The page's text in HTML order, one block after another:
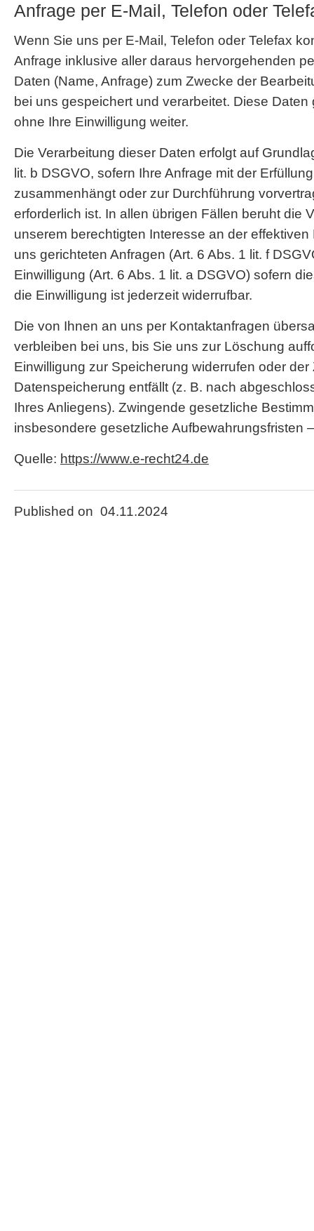
Anfrage per E-Mail, Telefon oder
Wenn Sie uns per E-Mail, Telefon oder Telefax
Anfrage inklusive aller daraus hervorgehenden
Daten (Name, Anfrage) zum Zwecke der
bei uns gespeichert und verarbeitet. Diese Daten
ohne Ihre Einwilligung weiter.
Die Verarbeitung dieser Daten erfolgt auf
lit. b DSGVO, sofern Ihre Anfrage mit der
zusammenhängt oder zur Durchführung
erforderlich ist. In allen übrigen Fällen beruht die
unserem berechtigten Interesse an der
uns gerichteten Anfragen (Art. 6 Abs. 1 lit. f
Einwilligung (Art. 6 Abs. 1 lit. a DSGVO) sofern
die Einwilligung ist jederzeit widerrufbar.
Die von Ihnen an uns per Kontaktanfragen
verbleiben bei uns, bis Sie uns zur Löschung
Einwilligung zur Speicherung widerrufen oder der
Datenspeicherung entfällt (z. B. nach
Ihres Anliegens). Zwingende gesetzliche
insbesondere gesetzliche Aufbewahrungsfristen
Quelle: https://www.e-recht24.de
Published on 04.11.2024